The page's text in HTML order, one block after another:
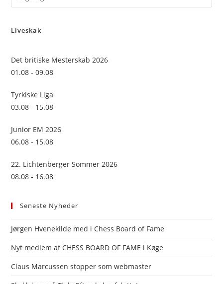
Liveskak
Det britiske Mesterskab 2026
01.08 - 09.08
Tyrkiske Liga
03.08 - 15.08
Junior EM 2026
06.08 - 15.08
22. Lichtenberger Sommer 2026
08.08 - 16.08
Seneste Nyheder
Jørgen Hvenekilde med i Chess Board of Fame
Nyt medlem af CHESS BOARD OF FAME i Køge
Claus Marcussen stopper som webmaster